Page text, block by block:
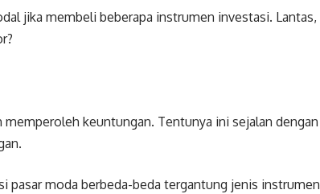
jika membeli beberapa instrumen investasi. Lantas,
keuntungan. Tentunya ini sejalan dengan
pasar moda berbeda-beda tergantung jenis instrumen